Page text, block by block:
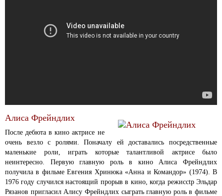
Алиса Фрейндлих
После дебюта в кино актрисе не
очень везло с ролями. Поначалу ей доставались посредственные
маленькие роли, играть которые талантливой актрисе было
неинтересно. Первую главную роль в кино Алиса Фрейндлих
получила в фильме Евгения Хринюка «Анна и Командор» (1974). В
1976 году случился настоящий прорыв в кино, когда режиссtр Эльдар
Рязанов пригласил Алису Фрейндлих сыграть главную роль в фильме